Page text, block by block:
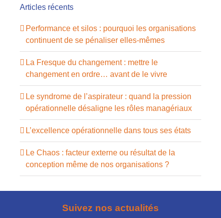
Articles récents
Performance et silos : pourquoi les organisations
continuent de se pénaliser elles-mêmes
La Fresque du changement : mettre le
changement en ordre… avant de le vivre
Le syndrome de l’aspirateur : quand la pression
opérationnelle désaligne les rôles managériaux
L’excellence opérationnelle dans tous ses états
Le Chaos : facteur externe ou résultat de la
conception même de nos organisations ?
Suivez nos actualités